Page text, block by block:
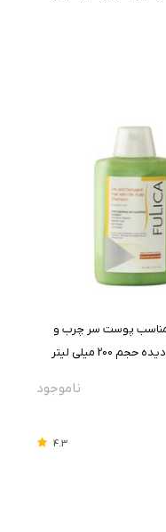
مناسب پوست سر چرب و
200 میلی لیتر
4.3